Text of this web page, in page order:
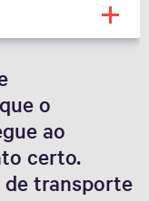
o
ao
certo.
de transporte